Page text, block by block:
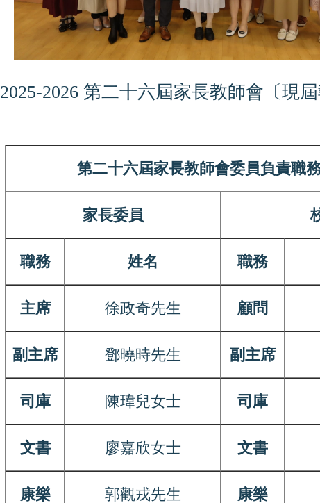
2025-2026 第二十六屆家長教師會〔現屆
第二十六屆家長教師會委員負責職
家長委員
職務 姓名 職務
主席 徐政奇先生 顧問
副主席 鄧曉時先生 副主席
司庫 陳瑋兒女士 司庫
文書 廖嘉欣女士 文書
康樂 郭觀戎先生 康樂